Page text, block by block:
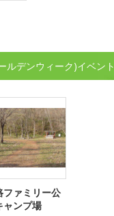
ルデンウィーク)イベン
ファミリー公
ャンプ場